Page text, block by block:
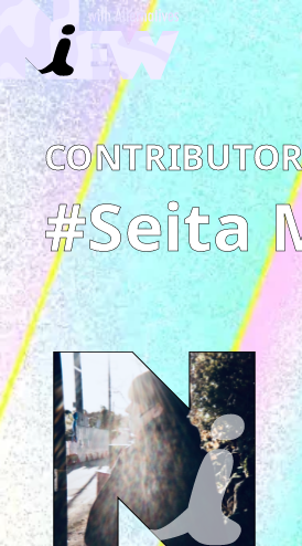
#Seita